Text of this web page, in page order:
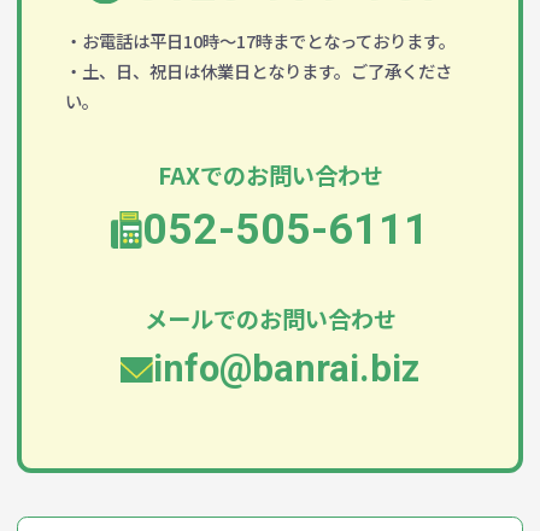
・お電話は平日10時～17時までとなっております。
・土、日、祝日は休業日となります。ご了承くださ
い。
FAXでのお問い合わせ
052-505-6111
メールでのお問い合わせ
info@banrai.biz